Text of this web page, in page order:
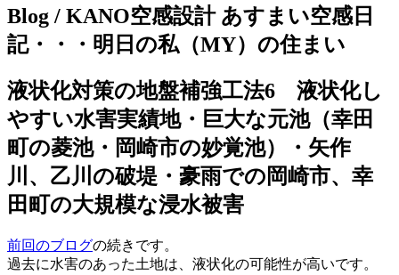
Blog / KANO空感設計 あすまい空感日
記・・・明日の私（MY）の住まい
液状化対策の地盤補強工法6 液状化し
やすい水害実績地・巨大な元池（幸田
町の菱池・岡崎市の妙覚池）・矢作
川、乙川の破堤・豪雨での岡崎市、幸
田町の大規模な浸水被害
前回のブログの続きです。
過去に水害のあった土地は、液状化の可能性が高いです。